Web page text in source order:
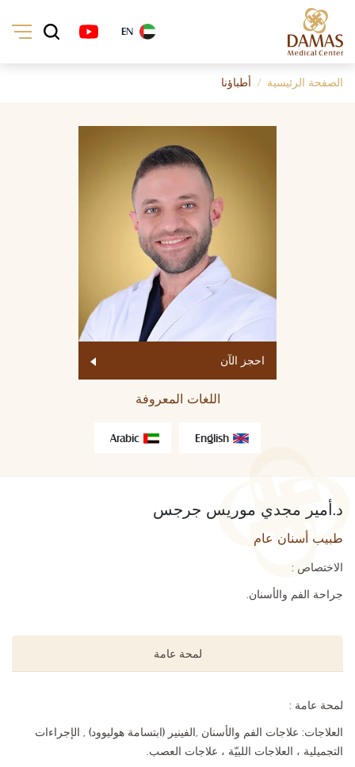
EN
الصفحة الرئيسية أطباؤنا
احجز الآن
اللغات المعروفة
English
Arabic
د.أمير مجدي موريس جرجس
طبيب أسنان عام
الاختصاص :
جراحة الفم والأسنان.
لمحة عامة
لمحة عامة :
العلاجات: علاجات الفم والأسنان ,الفينير (ابتسامة هوليوود) , الإجراءات
التجميلية ، العلاجات اللبيّة ، علاجات العصب.